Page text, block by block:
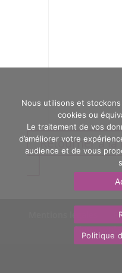
Retourner à
Nous
Nous utilisons et
cookies ou
Le traitement de vos
d’améliorer votre
audience et de vous
Politique